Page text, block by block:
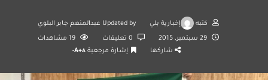
كتبه إخبارية بلي Updated by عبدالمنعم جابر البلوي
29 سبتمبر، 2015 19 مشاهدات
شاركها
إشارة مرجعية A+A-